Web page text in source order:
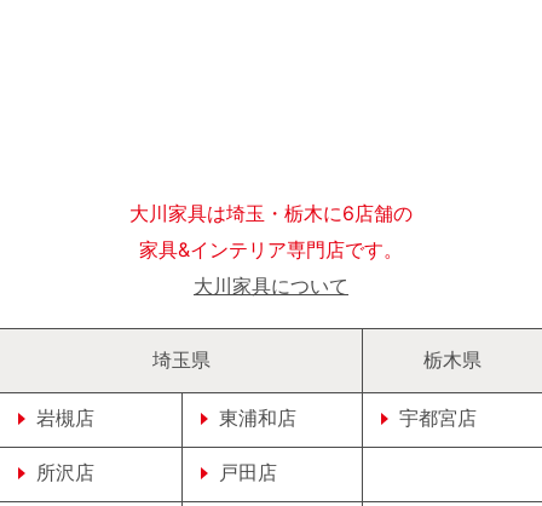
大川家具は埼玉・栃木に6店舗の
家具&インテリア専門店です。
大川家具について
埼玉県
岩槻店 東浦和店
所沢店 戸田店
栃木県
宇都宮店